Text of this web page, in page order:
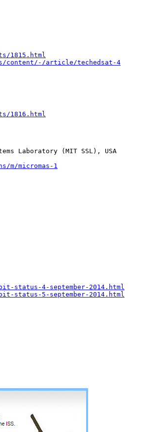
1815.html
content/-/article/techedsat-4
1816.html
Laboratory (MIT SSL), USA
micromas-1
status-4-september-2014.html
status-5-september-2014.html